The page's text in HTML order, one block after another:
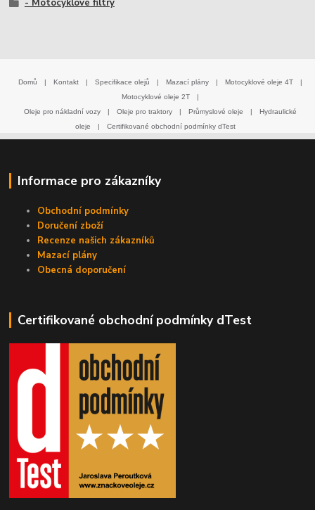
- Motocyklové filtry
Domů | Kontakt | Specifikace olejů | Mazací plány | Motocyklové oleje 4T
|
Motocyklové oleje 2T
|
Oleje pro nákladní vozy
| Oleje pro traktory | Průmyslové oleje |
Hydraulické
oleje
| Certifikované obchodní podmínky dTest
Informace pro zákazníky
Obchodní podmínky
Doručení zboží
Recenze našich zákazníků
Mazací plány
Obecná doporučení
Certifikované obchodní podmínky dTest